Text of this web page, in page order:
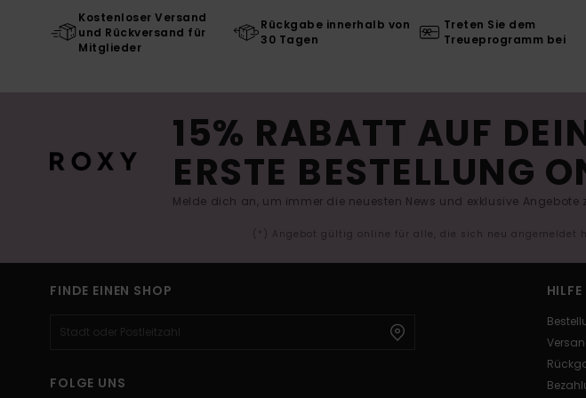
Kostenloser Versand
und Rückversand für
Mitglieder
Rückgabe innerhalb von
30 Tagen
Treten Sie dem
Treueprogramm bei
15% RABATT AUF
ERSTE BESTELLUNG
Melde dich an, um immer die neuesten News und exklusive Angebote
(*) Angebot gültig online für alle, die sich neu angemeldet
FINDE EINEN SHOP
FOLGE UNS
HILFE